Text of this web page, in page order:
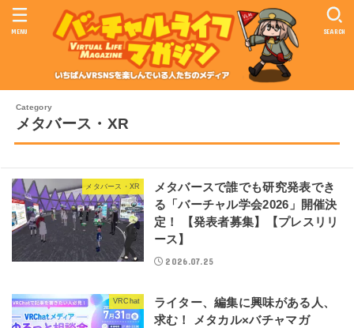
SEARCH
MENU
メタバース・XR
メタバース・XR
メタバースで誰でも研究発表でき
る「バーチャル学会2026」開催決
定！ 【発表者募集】【プレスリリ
ース】
2026.07.25
VRChat
ライター、編集に興味がある人、
求む！ メタカル×バチャマガ